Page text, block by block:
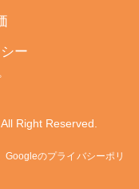
ー
Right Reserved.
Googleのプライバシーポリ